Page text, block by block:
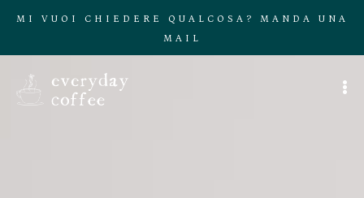
MI VUOI CHIEDERE QUALCOSA? MANDA UNA
MAIL